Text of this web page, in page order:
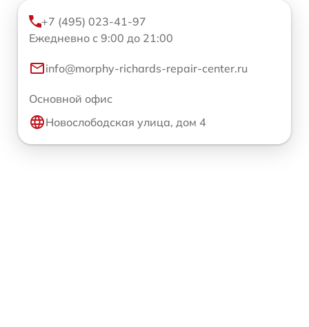
+7 (495) 023-41-97
Ежедневно с 9:00 до 21:00
info@morphy-richards-repair-center.ru
Основной офис
Новослободская улица, дом 4